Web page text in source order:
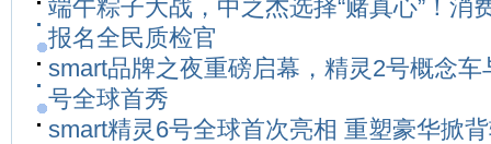
端午粽子大战，中之杰选择“赌真心”！消
报名全民质检官
smart品牌之夜重磅启幕，精灵2号概念车
号全球首秀
smart精灵6号全球首次亮相 重塑豪华掀